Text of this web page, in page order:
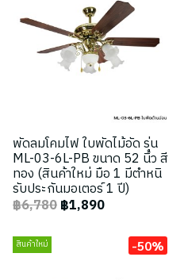
พัดลมโคมไฟ ใบพัดไม้อัด รุ่น
ML-03-6L-PB ขนาด 52 นิ้ว สี
ทอง (สินค้าใหม่ มือ 1 มีตำหนิ
รับประกันมอเตอร์ 1 ปี)
฿6,780฿1,890
สินค้าใหม่ -50%